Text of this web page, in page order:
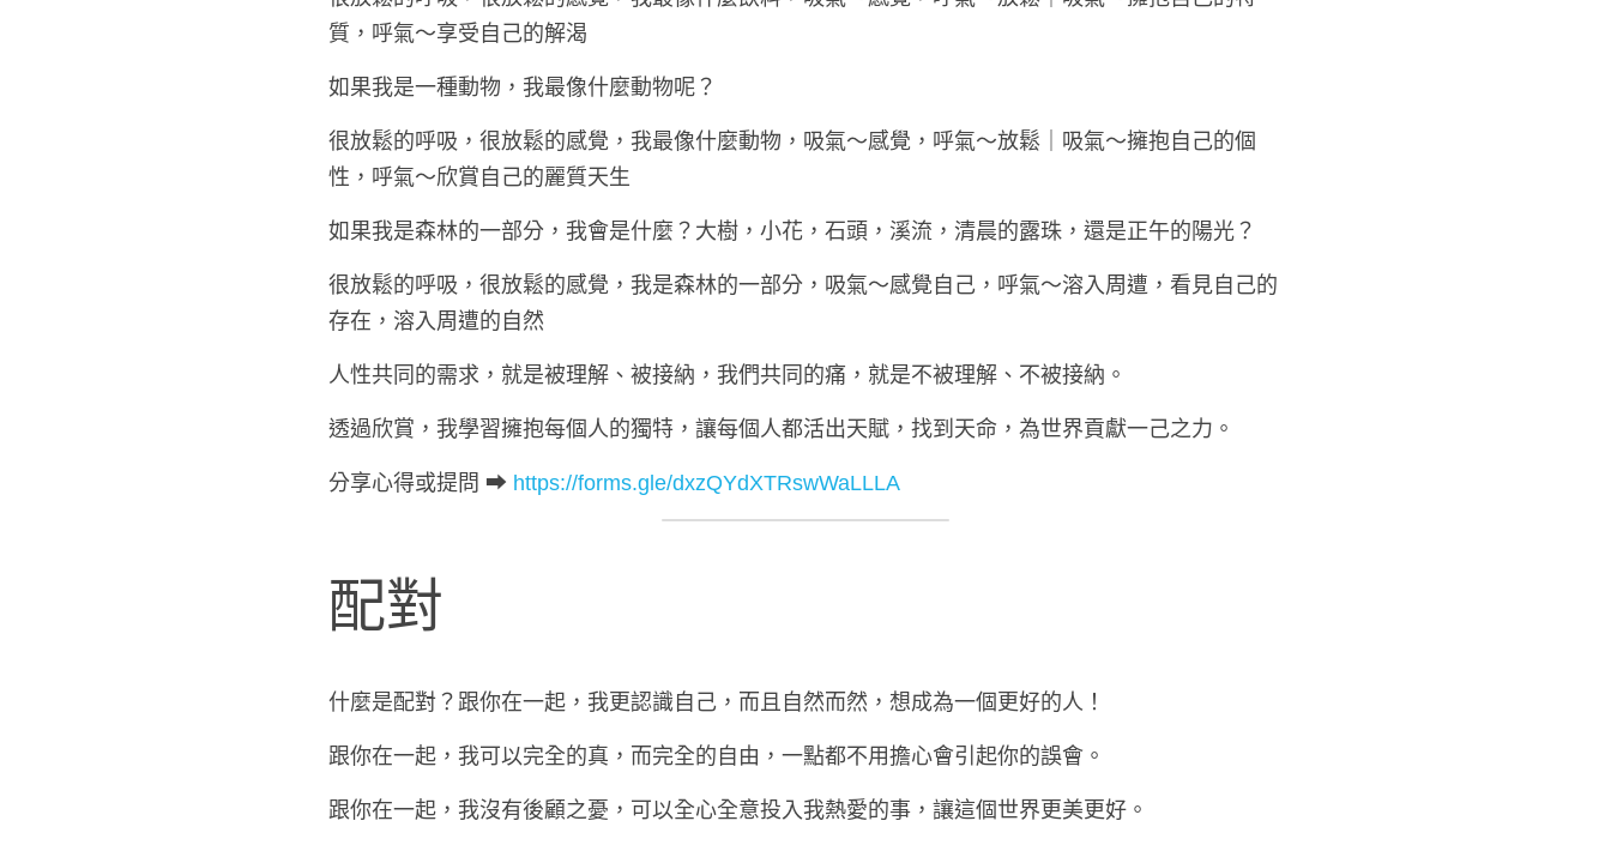
質，呼氣～享受自己的解渴
如果我是一種動物，我最像什麼動物呢？
很放鬆的呼吸，很放鬆的感覺，我最像什麼動物，吸氣～感覺，呼氣～放鬆｜吸氣～擁抱自己的個
性，呼氣～欣賞自己的麗質天生
如果我是森林的一部分，我會是什麼？大樹，小花，石頭，溪流，清晨的露珠，還是正午的陽光？
很放鬆的呼吸，很放鬆的感覺，我是森林的一部分，吸氣～感覺自己，呼氣～溶入周遭，看見自己的
存在，溶入周遭的自然
人性共同的需求，就是被理解、被接納，我們共同的痛，就是不被理解、不被接納。
透過欣賞，我學習擁抱每個人的獨特，讓每個人都活出天賦，找到天命，為世界貢獻一己之力。
分享心得或提問 ➡ https://forms.gle/dxzQYdXTRswWaLLLA
配對
什麼是配對？跟你在一起，我更認識自己，而且自然而然，想成為一個更好的人！
跟你在一起，我可以完全的真，而完全的自由，一點都不用擔心會引起你的誤會。
跟你在一起，我沒有後顧之憂，可以全心全意投入我熱愛的事，讓這個世界更美更好。